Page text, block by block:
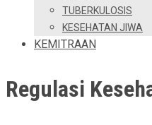
TUBERKULOSIS
KESEHATAN JIWA
KEMITRAAN
Regulasi